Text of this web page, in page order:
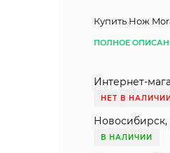
Купить Нож
ПОЛНОЕ
Интернет-
НЕТ В
Новосибирск,
В НАЛИЧИИ